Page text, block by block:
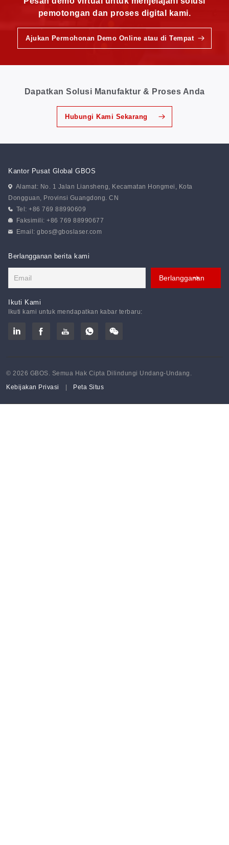
pemotongan dan proses digital kami.
Ajukan Permohonan Demo Online atau di Tempat
Dapatkan Solusi Manufaktur & Proses Anda
Hubungi Kami Sekarang
Kantor Pusat Global GBOS
Alamat: No. 1 Jalan Liansheng, Kecamatan Hongmei, Kota
Dongguan, Provinsi Guangdong. CN
Tel: +86 769 88990609
Faksimili: +86 769 88990677
Email:gbos@gboslaser.com
Berlangganan berita kami
Ikuti Kami
Ikuti kami untuk mendapatkan kabar terbaru:
© 2026 GBOS. Semua Hak Cipta Dilindungi Undang-Undang.
Kebijakan Privasi
Peta Situs